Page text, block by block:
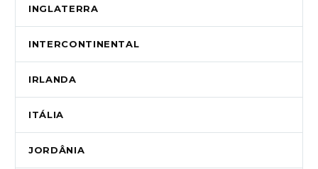
INGLATERRA
INTERCONTINENTAL
IRLANDA
ITÁLIA
JORDÂNIA